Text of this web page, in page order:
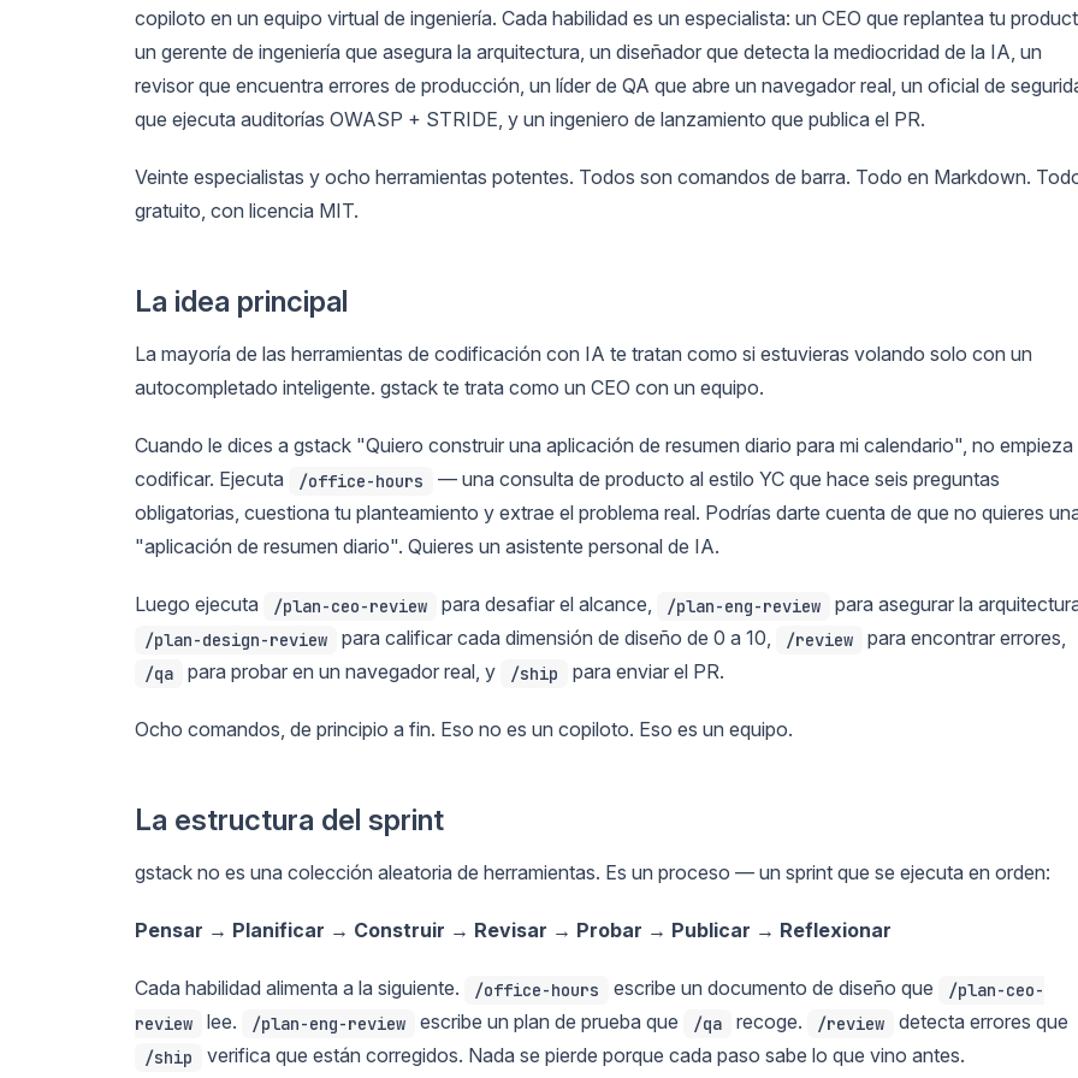
copiloto en un equipo virtual de ingeniería. Cada habilidad es un especialista: un CEO que replantea tu
un gerente de ingeniería que asegura la arquitectura, un diseñador que detecta la mediocridad de la IA, un
revisor que encuentra errores de producción, un líder de QA que abre un navegador real, un oficial de
que ejecuta auditorías OWASP + STRIDE, y un ingeniero de lanzamiento que publica el PR.
Veinte especialistas y ocho herramientas potentes. Todos son comandos de barra. Todo en Markdown.
gratuito, con licencia MIT.
La idea principal
La mayoría de las herramientas de codificación con IA te tratan como si estuvieras volando solo con un
autocompletado inteligente. gstack te trata como un CEO con un equipo.
Cuando le dices a gstack "Quiero construir una aplicación de resumen diario para mi calendario", no empieza
codificar. Ejecuta
/office-hours
— una consulta de producto al estilo YC que hace seis preguntas
obligatorias, cuestiona tu planteamiento y extrae el problema real. Podrías darte cuenta de que no quieres
"aplicación de resumen diario". Quieres un asistente personal de IA.
Luego ejecuta /plan-ceo-review para desafiar el alcance, /plan-eng-review para asegurar la
/plan-design-review para calificar cada dimensión de diseño de 0 a 10, /review para encontrar errores,
/qa para probar en un navegador real, y /ship para enviar el PR.
Ocho comandos, de principio a fin. Eso no es un copiloto. Eso es un equipo.
La estructura del sprint
gstack no es una colección aleatoria de herramientas. Es un proceso — un sprint que se ejecuta en orden:
Pensar → Planificar → Construir → Revisar → Probar → Publicar → Reflexionar
Cada habilidad alimenta a la siguiente. /office-hours escribe un documento de diseño que
/plan-ceo-
review
lee. /plan-eng-review escribe un plan de prueba que /qa recoge. /review detecta errores que
/ship verifica que están corregidos. Nada se pierde porque cada paso sabe lo que vino antes.